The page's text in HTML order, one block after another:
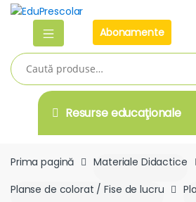
Skip
navigation
Skip
Abonamente
Caută
după:
Resurse educaţionale
Prima pagină
Materiale Didactice
Planse de colorat / Fise de lucru